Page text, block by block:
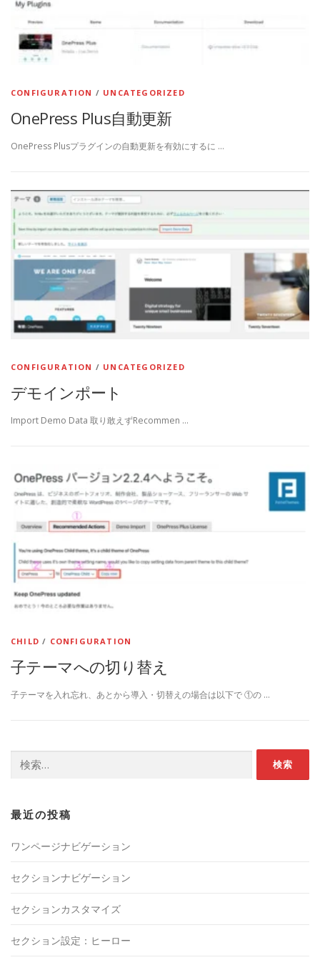
CONFIGURATION / UNCATEGORIZED
OnePress Plus自動更新
OnePress Plusプラグインの自動更新を有効にするに …
CONFIGURATION / UNCATEGORIZED
デモインポート
Import Demo Data 取り敢えずRecommen …
CHILD / CONFIGURATION
子テーマへの切り替え
子テーマを入れ忘れ、あとから導入・切替えの場合は以下で ①の …
索:
最近の投稿
ワンページナビゲーション
セクションナビゲーション
セクションカスタマイズ
セクション設定：ヒーロー